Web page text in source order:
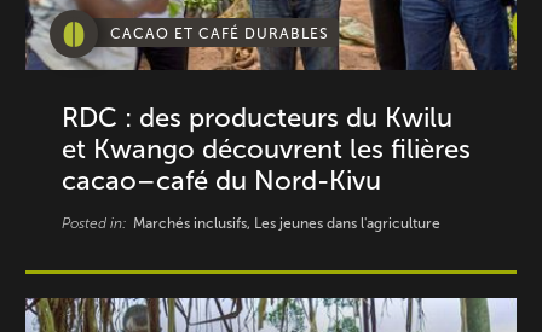
CACAO ET CAFÉ DURABLES
RDC : des producteurs du Kwilu
et Kwango découvrent les filières
cacao–café du Nord-Kivu
Posted in: Marchés inclusifs, Les jeunes dans l'agriculture